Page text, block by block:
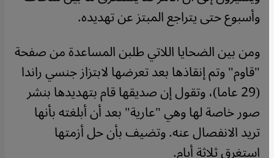
وأسبوع حتى يتراجع المبتز عن تهديده.
ومن بين الضحايا اللاتي طلبن المساعدة من صفحة
"قاوم" وتم إنقاذها بعد تعرضها لابتزاز جنسي راندا
(29 عاما)، وتقول إن صديقها قام بتهديدها بنشر
صور خاصة لها وهي "عارية" بعد أن أبلغته بأنها
تريد الانفصال عنه. وتضيف بأن حل أزمتها